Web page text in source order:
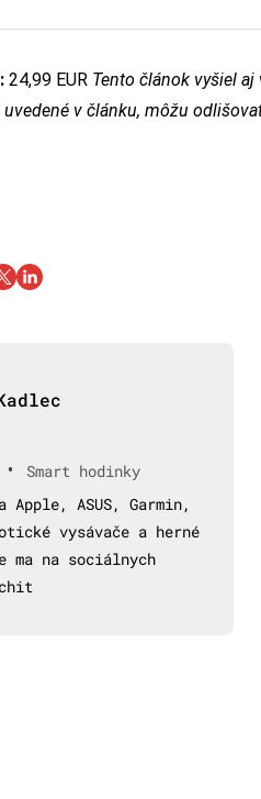
24,99 EUR Tento článok vyšiel
v článku, môžu
•
Smart hodinky
ASUS, Garmin,
vysávače a herné
ma na sociálnych